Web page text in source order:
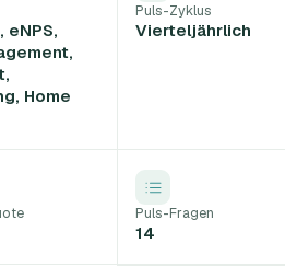
eNPS,
Home
Puls-Zyklus
Vierteljährlich
Puls-Fragen
14